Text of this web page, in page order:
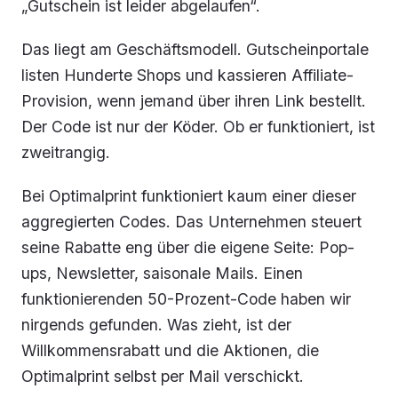
„Gutschein ist leider abgelaufen“.
Das liegt am Geschäftsmodell. Gutscheinportale
listen Hunderte Shops und kassieren Affiliate-
Provision, wenn jemand über ihren Link bestellt.
Der Code ist nur der Köder. Ob er funktioniert, ist
zweitrangig.
Bei Optimalprint funktioniert kaum einer dieser
aggregierten Codes. Das Unternehmen steuert
seine Rabatte eng über die eigene Seite: Pop-
ups, Newsletter, saisonale Mails. Einen
funktionierenden 50-Prozent-Code haben wir
nirgends gefunden. Was zieht, ist der
Willkommensrabatt und die Aktionen, die
Optimalprint selbst per Mail verschickt.